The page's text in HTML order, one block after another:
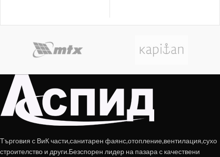
Търговия с ВиК части,санитарен фаянс,отопление,вентилация,сухо
строителство и други.Безспорен лидер на пазара с качествени